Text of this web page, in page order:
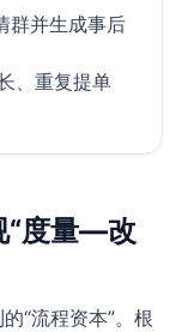
群并生成事后
、重复提单
“度量—改
“流程资本”。根